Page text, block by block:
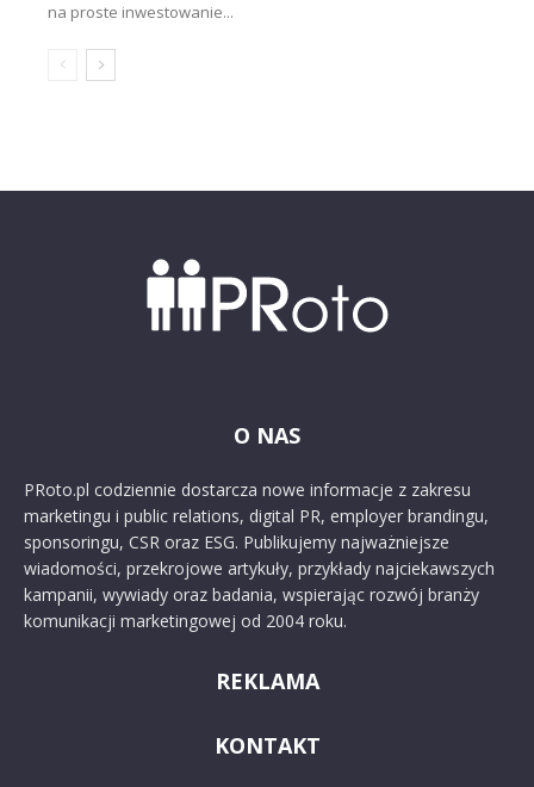
na proste inwestowanie...
O NAS
PRoto.pl codziennie dostarcza nowe informacje z zakresu
marketingu i public relations, digital PR, employer brandingu,
sponsoringu, CSR oraz ESG. Publikujemy najważniejsze
wiadomości, przekrojowe artykuły, przykłady najciekawszych
kampanii, wywiady oraz badania, wspierając rozwój branży
komunikacji marketingowej od 2004 roku.
REKLAMA
KONTAKT